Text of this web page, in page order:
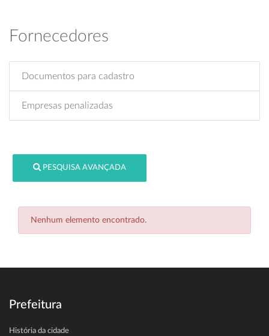
Fornecedores
Documentos para cadastro
Empresas penalizadas
PESQUISA AVANÇADA
Nenhum elemento encontrado.
Prefeitura
História da cidade